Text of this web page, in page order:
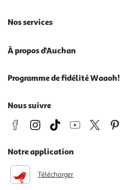
Nos services
À propos d'Auchan
Programme de fidélité Waaoh!
Nous suivre
Notre application
Télécharger